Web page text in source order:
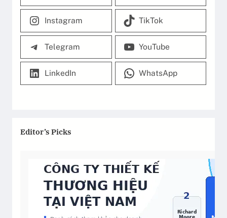
Instagram TikTok
Telegram YouTube
LinkedIn WhatsApp
Editor’s Picks